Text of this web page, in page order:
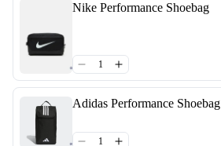
Nike Performance Shoebag
Adidas Performance Shoebag